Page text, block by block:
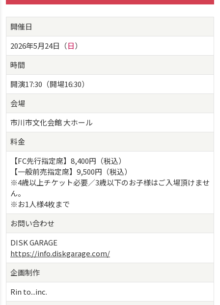
開催日
2026年5月24日（日）
時間
開演17:30（開場16:30）
会場
市川市文化会館 大ホール
料金
【FC先行指定席】8,400円（税込）
【一般前売指定席】9,500円（税込）
※4歳以上チケット必要／3歳以下のお子様はご入場頂けませ
ん。
※お1人様4枚まで
お問い合わせ
DISK GARAGE
https://info.diskgarage.com/
企画制作
Rin to...inc.